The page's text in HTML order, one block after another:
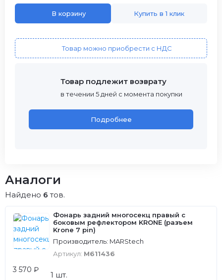
В корзину Купить в 1 клик
Товар можно приобрести с НДС
Товар подлежит возврату
в течении 5 дней с момента покупки
Подробнее
Аналоги
Найдено 6 тов.
Фонарь задний многосекц правый с
боковым рефлектором KRONE (разъем
Krone 7 pin)
Производитель: MARStech
Артикул: M611436
3 570 ₽
1 шт.